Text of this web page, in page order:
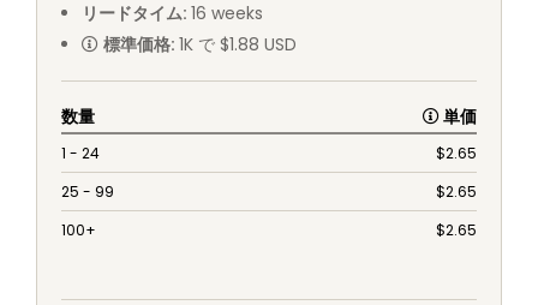
リードタイム: 16 weeks
標準価格: 1K で $1.88 USD
数量 単価
1 - 24 $2.65
25 - 99
$2.65
100+
$2.65